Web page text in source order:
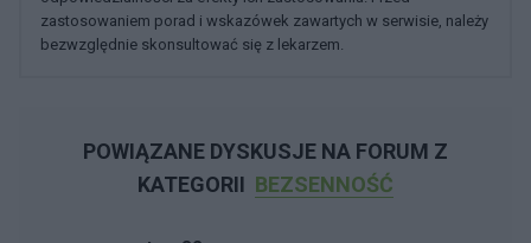
zastosowaniem porad i wskazówek zawartych w serwisie, należy
bezwzględnie skonsultować się z lekarzem.
POWIĄZANE DYSKUSJE NA FORUM Z
KATEGORII BEZSENNOŚĆ